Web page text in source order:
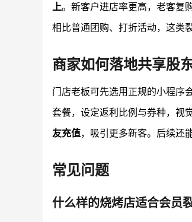
上。新客户进店率更高，老客复
相比普通团购、打折活动，这类
商家如何落地共享股
门店老板可先选用正规的小程序
套餐，设定返利比例与券种，视
友充值，吸引更多新客。后续还
常见问题
什么样的烧烤店适合会员